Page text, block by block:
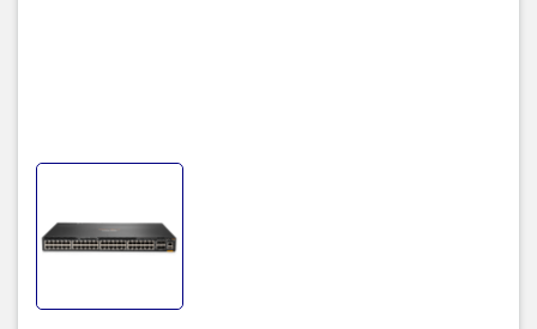
App
Power
2 field-replaceable, hot- swappable power
1 minimum power supply required (ordered